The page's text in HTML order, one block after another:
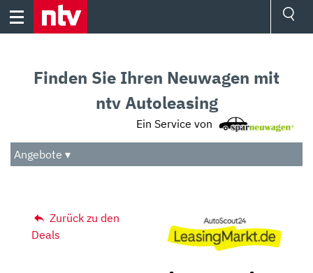
Skip
Audio
Das Beste
Finden Sie Ihren Neuwagen mit
ntv Autoleasing
Ein Service von
Angebote ▾
Zurück zu den
Deals